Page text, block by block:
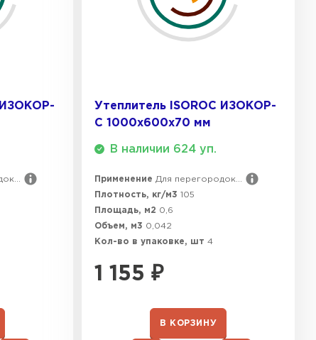
ИЗОКОР-
Утеплитель ISOROC ИЗОКОР-
С 1000х600х70 мм
В наличии 624 уп.
Применение Для перегородок...
Плотность, кг/м3 105
Площадь, м2 0,6
Объем, м3 0,042
Кол-во в упаковке, шт 4
1 155 ₽
В КОРЗИНУ
Paroc
Rockwool
Ursa